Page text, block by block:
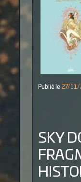
Publié le 27/
SKY